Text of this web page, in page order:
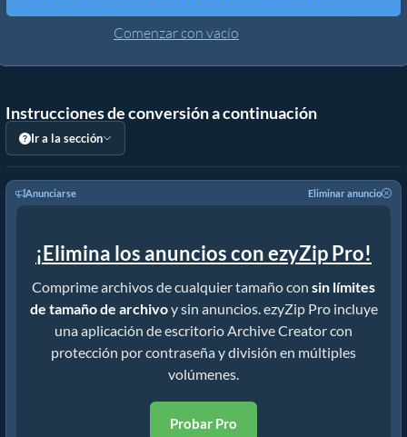
Otras herramientas
Comenzar con vacío
Instrucciones de conversión a continuación
Ir a la sección
Anunciarse Eliminar anuncio
¡Elimina los anuncios con ezyZip Pro!
Comprime archivos de cualquier tamaño con sin límites
de tamaño de archivoy sin anuncios. ezyZip Pro incluye
una aplicación de escritorio Archive Creator con
protección por contraseña y división en múltiples
volúmenes.
Probar Pro